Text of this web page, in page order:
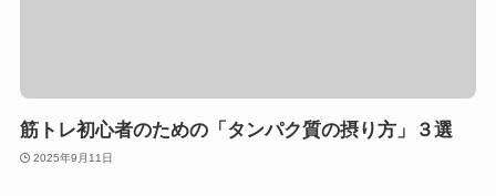
筋トレ初心者のための「タンパク質の摂り方」３選
2025年9月11日